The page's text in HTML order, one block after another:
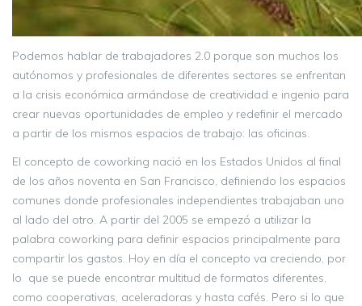
Podemos hablar de trabajadores 2.0 porque son muchos los
autónomos y profesionales de diferentes sectores se enfrentan
a la crisis económica armándose de creatividad e ingenio para
crear nuevas oportunidades de empleo y redefinir el mercado
a partir de los mismos espacios de trabajo: las oficinas.
El concepto de coworking nació en los Estados Unidos al final
de los años noventa en San Francisco, definiendo los espacios
comunes donde profesionales independientes trabajaban uno
al lado del otro. A partir del 2005 se empezó a utilizar la
palabra coworking para definir espacios principalmente para
compartir los gastos. Hoy en día el concepto va creciendo, por
lo que se puede encontrar multitud de formatos diferentes,
como cooperativas, aceleradoras y hasta cafés. Pero si lo que